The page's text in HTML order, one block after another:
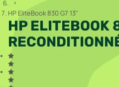
HP EliteBook 830 G7 13"
HP ELITEBOOK